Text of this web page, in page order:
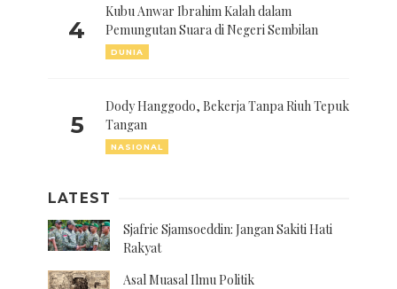
4
Kubu Anwar Ibrahim Kalah dalam
Pemungutan Suara di Negeri Sembilan
DUNIA
5
Dody Hanggodo, Bekerja Tanpa Riuh Tepuk
Tangan
NASIONAL
LATEST
Sjafrie Sjamsoeddin: Jangan Sakiti Hati
Rakyat
Asal Muasal Ilmu Politik